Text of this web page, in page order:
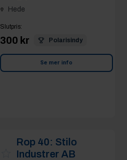
Hede
Slutpris:
300 kr Polarisindy
Se mer info
Rop 40: Stilo
Industrer AB